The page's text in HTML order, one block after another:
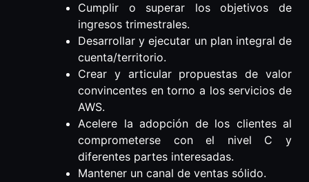
Cumplir o superar los objetivos de
ingresos trimestrales.
Desarrollar y ejecutar un plan integral de
cuenta/territorio.
Crear y articular propuestas de valor
convincentes en torno a los servicios de
AWS.
Acelere la adopción de los clientes al
comprometerse con el nivel C y
diferentes partes interesadas.
Mantener un canal de ventas sólido.